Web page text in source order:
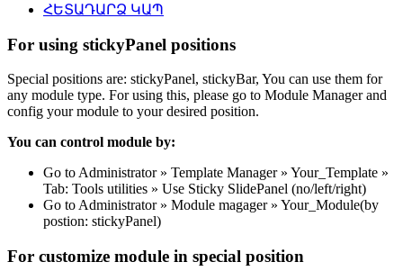
ՀԵՏԱԴԱՐՁ ԿԱՊ
For using stickyPanel positions
Special positions are: stickyPanel, stickyBar, You can use them for
any module type. For using this, please go to Module Manager and
config your module to your desired position.
You can control module by:
Go to Administrator » Template Manager » Your_Template »
Tab: Tools utilities » Use Sticky SlidePanel (no/left/right)
Go to Administrator » Module magager » Your_Module(by
postion: stickyPanel)
For customize module in special position